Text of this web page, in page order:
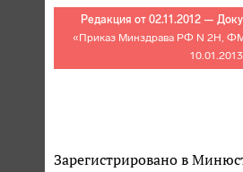
Редакция от 02.11.2012 —
«Приказ Минздрава РФ N 2Н,
10.01.2013
Зарегистрировано в